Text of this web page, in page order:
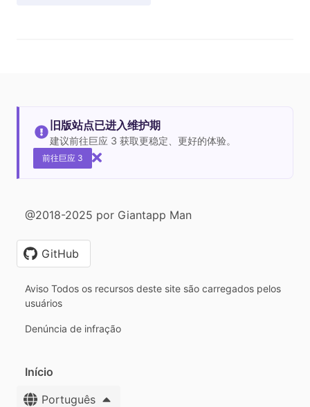
旧版站点已进入维护期
建议前往巨应 3 获取更稳定、更好的体验。
前往巨应 3
@2018-2025 por Giantapp Man
GitHub
Aviso Todos os recursos deste site são carregados pelos
usuários
Denúncia de infração
Início
Português